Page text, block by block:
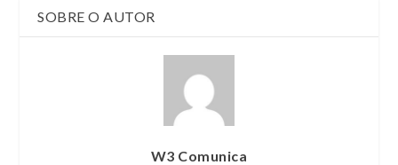
SOBRE O AUTOR
W3 Comunica